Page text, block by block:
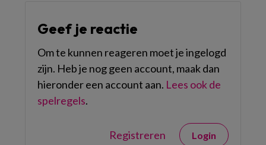
Geef je reactie
Om te kunnen reageren moet je ingelogd
zijn. Heb je nog geen account, maak dan
hieronder een account aan. Lees ook de
spelregels.
Registreren Login